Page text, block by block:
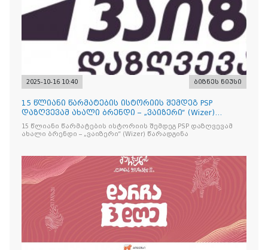
2025-10-16 10:40 ბიზნეს ნიუსი
15 წლიანი წარმატების ისტორიის შემდეგ PSP
დაზღვევამ ახალი ბრენდი – „ვაიზერი“ (Wizer)
წარადგინა
15 წლიანი წარმატების ისტორიის შემდეგ PSP დაზღვევამ
ახალი ბრენდი – „ვაიზერი“ (Wizer) წარადგინა